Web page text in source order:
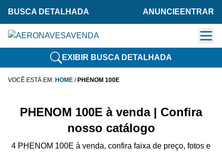
BUSCA DETALHADA ANUNCIE ENTRAR
EXIBIR BUSCA DETALHADA
VOCÊ ESTÁ EM: HOME / PHENOM 100E
PHENOM 100E à venda | Confira
nosso catálogo
4 PHENOM 100E à venda, confira faixa de preço, fotos e